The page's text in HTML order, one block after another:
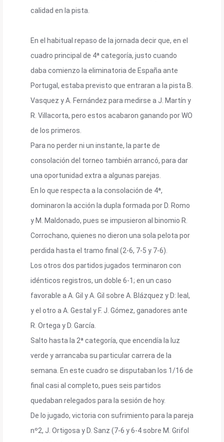
calidad en la pista.
En el habitual repaso de la jornada decir que, en el
cuadro principal de 4ª categoría, justo cuando
daba comienzo la eliminatoria de España ante
Portugal, estaba previsto que entraran a la pista B.
Vasquez y A. Fernández para medirse a J. Martín y
R. Villacorta, pero estos acabaron ganando por WO
de los primeros.
Para no perder ni un instante, la parte de
consolación del torneo también arrancó, para dar
una oportunidad extra a algunas parejas.
En lo que respecta a la consolación de 4ª,
dominaron la acción la dupla formada por D. Romo
y M. Maldonado, pues se impusieron al binomio R.
Corrochano, quienes no dieron una sola pelota por
perdida hasta el tramo final (2-6, 7-5 y 7-6).
Los otros dos partidos jugados terminaron con
idénticos registros, un doble 6-1; en un caso
favorable a A. Gil y A. Gil sobre A. Blázquez y D: leal,
y el otro a A. Gestal y F. J. Gómez, ganadores ante
R. Ortega y D. García.
Salto hasta la 2ª categoría, que encendía la luz
verde y arrancaba su particular carrera de la
semana. En este cuadro se disputaban los 1/16 de
final casi al completo, pues seis partidos
quedaban relegados para la sesión de hoy.
De lo jugado, victoria con sufrimiento para la pareja
nº2, J. Ortigosa y D. Sanz (7-6 y 6-4 sobre M. Grifol